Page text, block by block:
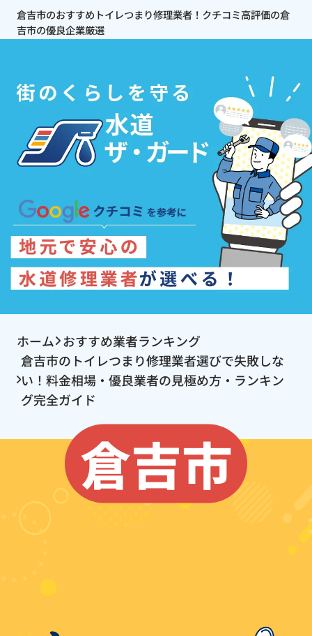
倉吉市のおすすめトイレつまり修理業者！クチコミ高評価の倉
吉市の優良企業厳選
ホーム おすすめ業者ランキング
倉吉市のトイレつまり修理業者選びで失敗しな
い！料金相場・優良業者の見極め方・ランキン
グ完全ガイド
倉吉市